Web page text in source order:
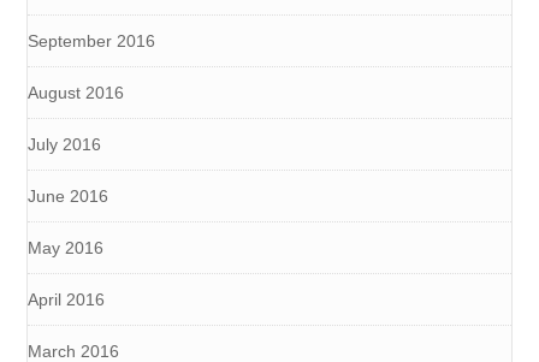
September 2016
August 2016
July 2016
June 2016
May 2016
April 2016
March 2016